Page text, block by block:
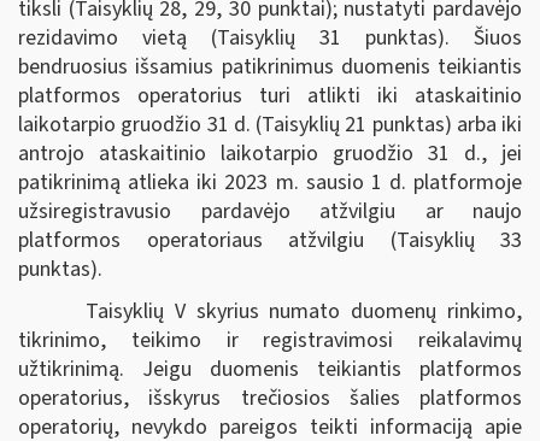
tiksli (Taisyklių 28, 29, 30 punktai); nustatyti pardavėjo
rezidavimo vietą (Taisyklių 31 punktas). Šiuos
bendruosius išsamius patikrinimus duomenis teikiantis
platformos operatorius turi atlikti iki ataskaitinio
laikotarpio gruodžio 31 d. (Taisyklių 21 punktas) arba iki
antrojo ataskaitinio laikotarpio gruodžio 31 d., jei
patikrinimą atlieka iki 2023 m. sausio 1 d. platformoje
užsiregistravusio pardavėjo atžvilgiu ar naujo
platformos operatoriaus atžvilgiu (Taisyklių 33
punktas).
Taisyklių V skyrius numato duomenų rinkimo,
tikrinimo, teikimo ir registravimosi reikalavimų
užtikrinimą. Jeigu duomenis teikiantis platformos
operatorius, išskyrus trečiosios šalies platformos
operatorių, nevykdo pareigos teikti informaciją apie